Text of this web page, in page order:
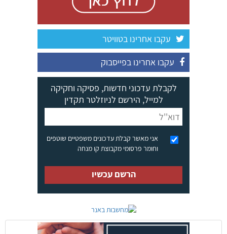
עקבו אחרינו בטוויטר
עקבו אחרינו בפייסבוק
לקבלת עדכוני חדשות, פסיקה וחקיקה
למייל, הירשם לניוזלטר תקדין
אני מאשר קבלת עדכונים משפטיים שוטפים
וחומר פרסומי מקבוצת קו מנחה
הרשם עכשיו